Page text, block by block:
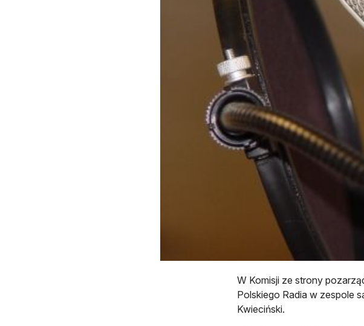
W Komisji ze strony
Polskiego Radia w zespole
Kwieciński.